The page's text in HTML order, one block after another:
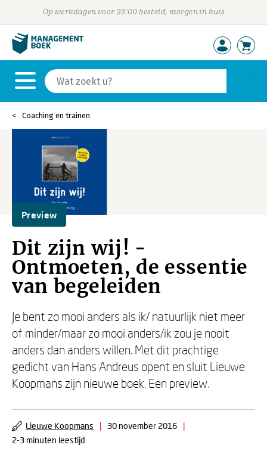
Op werkdagen voor 23:00 besteld, morgen in huis
Coaching en trainen
Preview
Dit zijn wij! -
Ontmoeten, de essentie
van begeleiden
Je bent zo mooi anders als ik/ natuurlijk niet meer
of minder/maar zo mooi anders/ik zou je nooit
anders dan anders willen. Met dit prachtige
gedicht van Hans Andreus opent en sluit Lieuwe
Koopmans zijn nieuwe boek. Een preview.
Lieuwe Koopmans | 30 november 2016
|
2-3 minuten leestijd